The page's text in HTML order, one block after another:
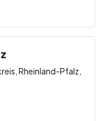
Rheinland-Pfalz,